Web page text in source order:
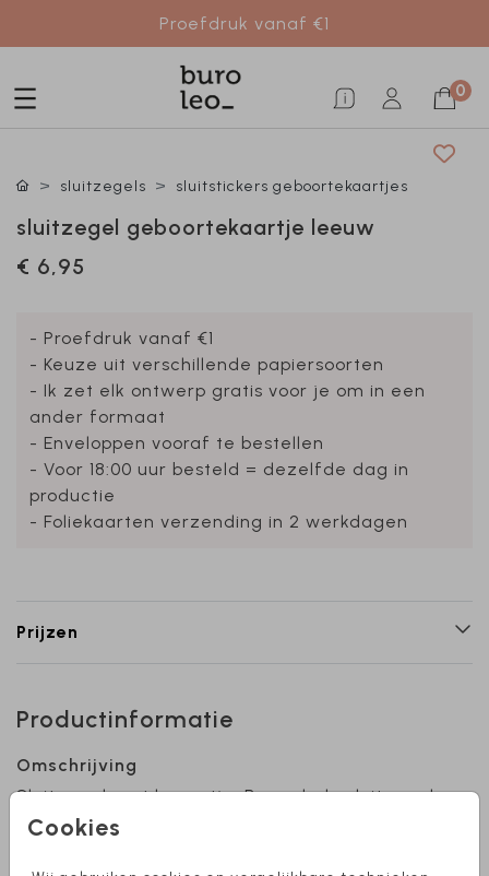
Proefdruk vanaf €1
0
Cookies
sluitzegels sluitstickers geboortekaartjes
sluitzegel geboortekaartje leeuw
€ 6,95
- Proefdruk vanaf €1
- Keuze uit verschillende papiersoorten
- Ik zet elk ontwerp gratis voor je om in een
ander formaat
- Enveloppen vooraf te bestellen
- Voor 18:00 uur besteld = dezelfde dag in
productie
- Foliekaarten verzending in 2 werkdagen
Prijzen
Productinformatie
Omschrijving
Sluitzegel met leeuwtje. Bewerk de sluitzegel
naar eigen wens! Het formaat deze sticker is